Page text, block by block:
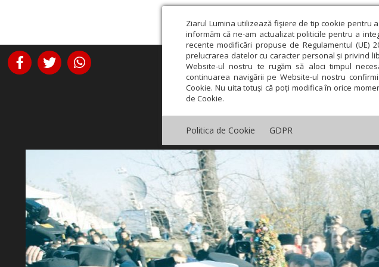
Ziarul Lumina utilizează fişiere de tip cookie pentru
informăm că ne-am actualizat politicile pentru a
recente modificări propuse de Regulamentul (UE)
prelucrarea datelor cu caracter personal și privind
Website-ul nostru te rugăm să aloci timpul
continuarea navigării pe Website-ul nostru
Cookie. Nu uita totuși că poți modifica în orice
de Cookie.
Politica de Cookie GDPR